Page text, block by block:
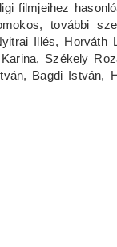
filmjeihez
további
Illés, Horváth
Székely
Bagdi István,